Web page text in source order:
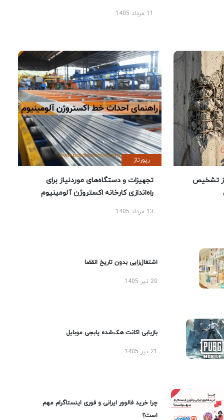
تشخیص
رپورتاژ
تجهیزات و دستگاه‌های موردنیاز برای
راه‌اندازی کارخانه اکستروژن آلومینیوم
13 مرداد 1405
اشتغال‌زایی بدون تاریخ انقضا
20 تیر 1405
بازیابی اکانت هک‌شده پابجی موبایل
چرا خرید فالوور ایرانی و فوری اینستاگرام مهم
است؟